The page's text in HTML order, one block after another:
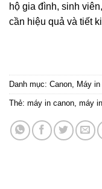
hộ gia đình, sinh
cần hiệu quả và tiết
Danh mục: Canon, Máy
Thẻ: máy in canon, máy